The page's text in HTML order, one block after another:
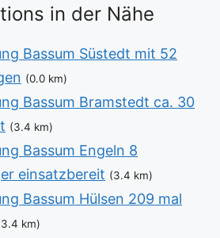
in der Nähe
Bassum Süstedt mit 52
(0.0 km)
Bassum Bramstedt ca. 30
(3.4 km)
Bassum Engeln 8
einsatzbereit (3.4 km)
Bassum Hülsen 209 mal
km)